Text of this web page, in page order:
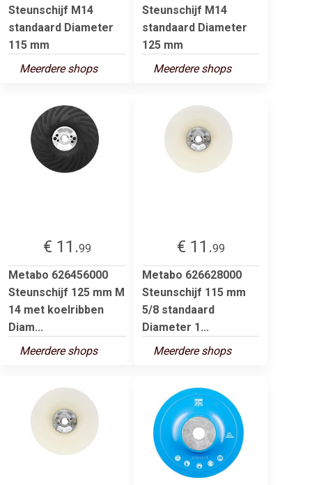
Steunschijf M14
standaard Diameter
115 mm
Meerdere shops
Steunschijf M14
standaard Diameter
125 mm
Meerdere shops
€ 11.99
Metabo 626456000
Steunschijf 125 mm M
14 met koelribben
Diam...
Meerdere shops
€ 11.99
Metabo 626628000
Steunschijf 115 mm
5/8 standaard
Diameter 1...
Meerdere shops